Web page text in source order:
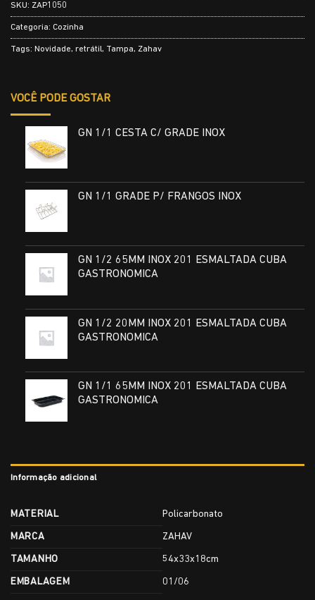
SKU: ZAP1050
Categoria: Cozinha
Tags: Novidade, retrátil, Tampa, Zahav
VOCÊ PODE GOSTAR
GN 1/1 CESTA C/ GRADE INOX
GN 1/1 GRADE P/ FRANGOS INOX
GN 1/2 65MM INOX 201 ESMALTADA CUBA
GASTRONOMICA
GN 1/2 20MM INOX 201 ESMALTADA CUBA
GASTRONOMICA
GN 1/1 65MM INOX 201 ESMALTADA CUBA
GASTRONOMICA
Informação adicional
MATERIAL Policarbonato
MARCA ZAHAV
TAMANHO 54x33x18cm
EMBALAGEM 01/06